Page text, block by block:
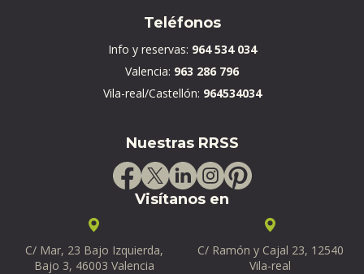
Teléfonos
Info y reservas: 964 534 034
Valencia: 963 286 796
Vila-real/Castellón: 964534034
Nuestras RRSS
Visítanos en
C/ Mar, 23 Bajo Izquierda,
Bajo 3, 46003 Valencia
C/ Ramón y Cajal 23, 12540
Vila-real